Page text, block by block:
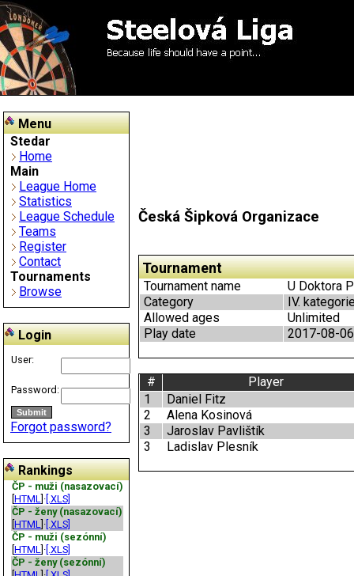
Menu
Stedar
Home
Main
League Home
Statistics
League Schedule
Teams
Register
Contact
Tournaments
Browse
Login
User:
Password:
Forgot password?
Rankings
ČP - muži (nasazovací)
HTML ]· [.XLS]
ČP - ženy (nasazovací)
HTML ]· [.XLS]
ČP - muži (sezónní)
HTML ]· [.XLS]
ČP - ženy (sezónní)
Česká Šipková Organizace
Tournament
Tournament name
U Doktora
Category
IV.
Allowed ages
Unlimited
Play date
2017-08-06
#
Player
1
Daniel Fitz
2
Alena Kosinová
3
Jaroslav Pavlištík
3
Ladislav Plesník